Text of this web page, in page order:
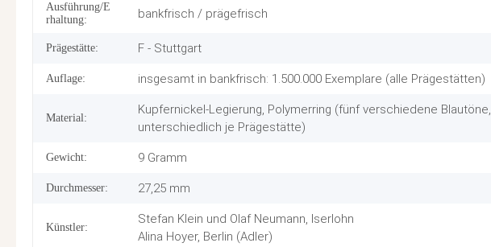
Ausführung/E
rhaltung:
bankfrisch / prägefrisch
Prägestätte: F - Stuttgart
Auflage: insgesamt in bankfrisch: 1.500.000 Exemplare (alle Prägestätten)
Material:
Kupfernickel-Legierung, Polymerring (fünf verschiedene Blautöne,
unterschiedlich je Prägestätte)
Gewicht: 9 Gramm
Durchmesser: 27,25 mm
Künstler:
Stefan Klein und Olaf Neumann, Iserlohn
Alina Hoyer, Berlin (Adler)